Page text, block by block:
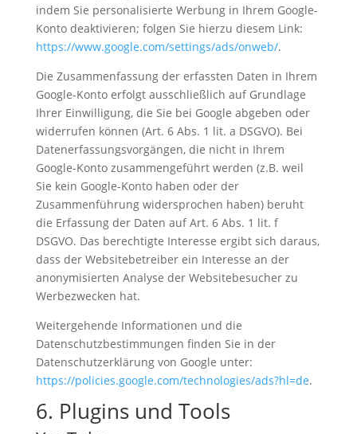
indem Sie personalisierte Werbung in Ihrem Google-
Konto deaktivieren; folgen Sie hierzu diesem Link:
https://www.google.com/settings/ads/onweb/.
Die Zusammenfassung der erfassten Daten in Ihrem
Google-Konto erfolgt ausschließlich auf Grundlage
Ihrer Einwilligung, die Sie bei Google abgeben oder
widerrufen können (Art. 6 Abs. 1 lit. a DSGVO). Bei
Datenerfassungsvorgängen, die nicht in Ihrem
Google-Konto zusammengeführt werden (z.B. weil
Sie kein Google-Konto haben oder der
Zusammenführung widersprochen haben) beruht
die Erfassung der Daten auf Art. 6 Abs. 1 lit. f
DSGVO. Das berechtigte Interesse ergibt sich daraus,
dass der Websitebetreiber ein Interesse an der
anonymisierten Analyse der Websitebesucher zu
Werbezwecken hat.
Weitergehende Informationen und die
Datenschutzbestimmungen finden Sie in der
Datenschutzerklärung von Google unter:
https://policies.google.com/technologies/ads?hl=de.
6. Plugins und Tools